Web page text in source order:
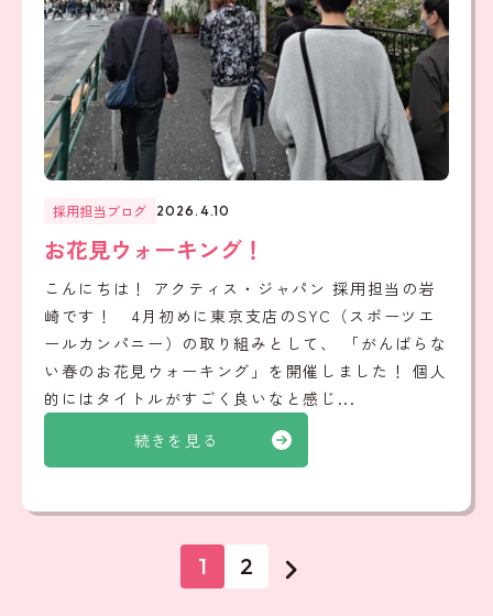
続きを見る
採用担当ブログ 2026.4.10
お花見ウォーキング！
こんにちは！ アクティス・ジャパン 採用担当の岩
崎です！ 4月初めに東京支店のSYC（スポーツエ
ールカンパニー）の取り組みとして、 「がんばらな
い春のお花見ウォーキング」を開催しました！ 個人
的にはタイトルがすごく良いなと感じ...
1 2